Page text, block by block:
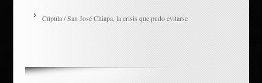
Cúpula / San José Chiapa, la crisis que pudo evitarse